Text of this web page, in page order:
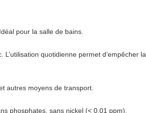
pour la salle de bains.
quotidienne permet d’empêcher la
autres moyens de transport.
phosphates, sans nickel (< 0,01 ppm).